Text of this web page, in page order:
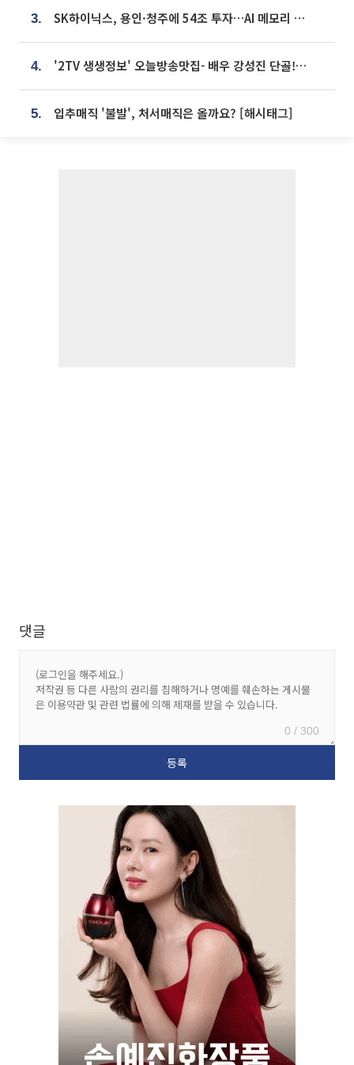
3. SK하이닉스, 용인·청주에 54조 투자…AI 메모리 생산기지 키운다
4. '2TV 생생정보' 오늘방송맛집- 배우 강성진 단골! 쌀국수ㆍ푸팟퐁 커리 맛집 '블○○○'
5. 입추매직 '불발', 처서매직은 올까요? [해시태그]
댓글
0 / 300